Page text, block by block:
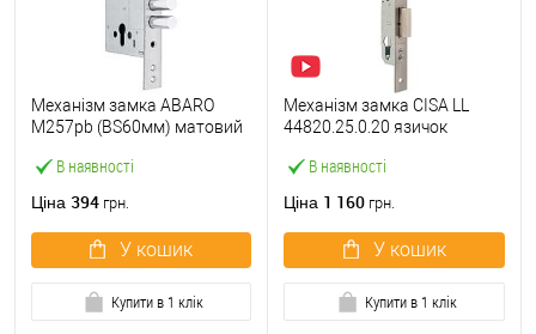
В наявності
Механізм замка ABARO
M257pb (BS60мм) матовий
планки
Ціна 394 грн.
У кошик
Купити в 1 клік
В наявності
Механізм замка CISA LL
44820.25.0.20 язичок
нержавіюча сталь
Ціна 1 160 грн.
У кошик
Купити в 1 клік